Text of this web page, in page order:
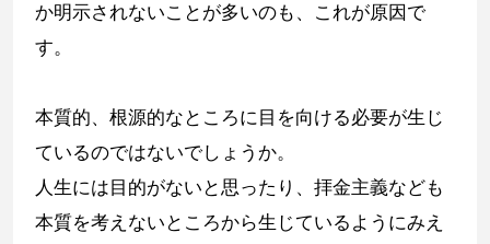
か明示されないことが多いのも、これが原因で
す。
本質的、根源的なところに目を向ける必要が生じ
ているのではないでしょうか。
人生には目的がないと思ったり、拝金主義なども
本質を考えないところから生じているようにみえ